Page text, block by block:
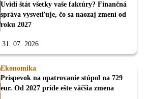
Uvidí štát všetky vaše faktúry? Finančná
správa vysvetľuje, čo sa naozaj zmení od
roku 2027
31. 07. 2026
Ekonomika
Príspevok na opatrovanie stúpol na 729
eur. Od 2027 príde ešte väčšia zmena